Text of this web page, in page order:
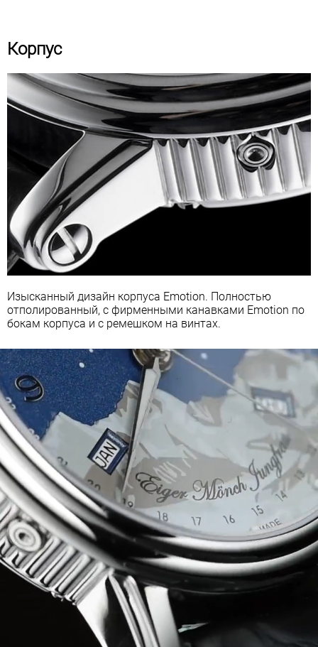
Корпус
Изысканный дизайн корпуса Emotion. Полностью
отполированный, с фирменными канавками Emotion по
бокам корпуса и с ремешком на винтах.